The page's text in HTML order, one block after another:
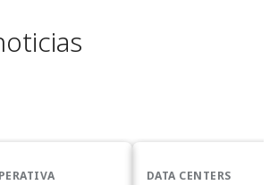
DATA CENTERS